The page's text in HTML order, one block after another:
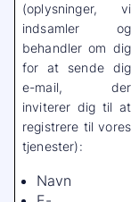
(oplysninger, vi
indsamler og
behandler om dig
for at sende dig
e-mail, der
inviterer dig til at
registrere til vores
tjenester):
Navn